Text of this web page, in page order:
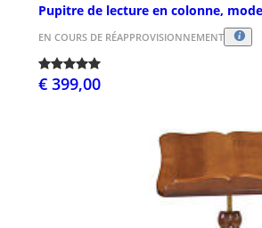
Pupitre de lecture en colonne,
EN COURS DE RÉAPPROVISIONNEMENT
€ 399,00